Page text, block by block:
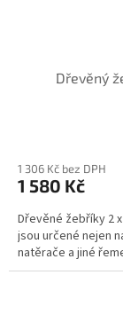
Dřevěný
1 306 Kč bez DPH
1 580 Kč
Dřevěné žebříky 2
jsou určené nejen
natěrače a jiné